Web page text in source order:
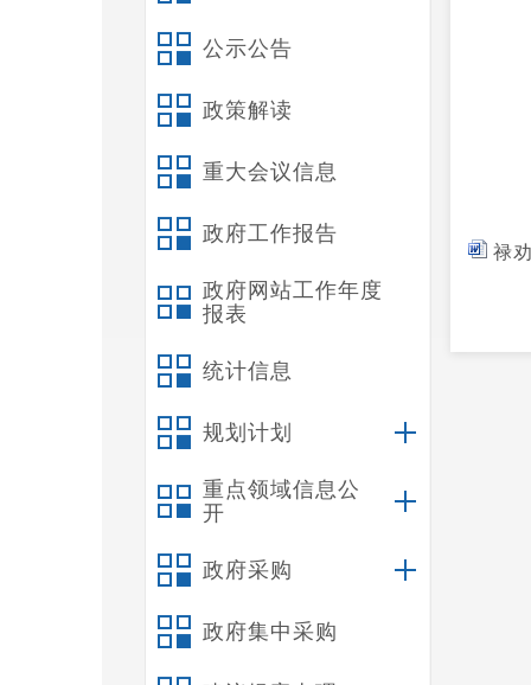
公示公告
政策解读
重大会议信息
政府工作报告
政府网站工作年度
报表
统计信息
规划计划
重点领域信息公
开
政府采购
政府集中采购
禄